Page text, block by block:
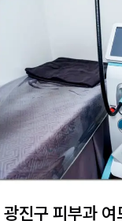
광진구 피부과 여